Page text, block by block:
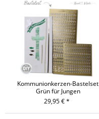
Kommunionkerzen-Bastelset
Grün für Jungen
29,95 € *